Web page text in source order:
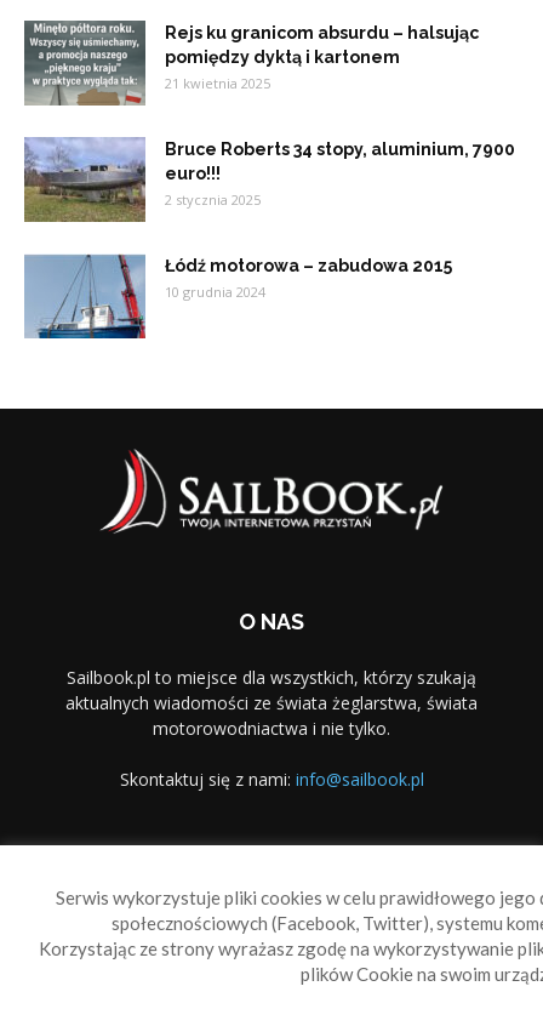
Rejs ku granicom absurdu – halsując
pomiędzy dyktą i kartonem
21 kwietnia 2025
Bruce Roberts 34 stopy, aluminium, 7900
euro!!!
2 stycznia 2025
Łódź motorowa – zabudowa 2015
10 grudnia 2024
O NAS
Sailbook.pl to miejsce dla wszystkich, którzy szukają
aktualnych wiadomości ze świata żeglarstwa, świata
motorowodniactwa i nie tylko.
Skontaktuj się z nami: info@sailbook.pl
Serwis wykorzystuje pliki cookies w celu prawidłowego
społecznościowych (Facebook, Twitter), systemu
Korzystając ze strony wyrażasz zgodę na wykorzystywanie
plików Cookie na swoim